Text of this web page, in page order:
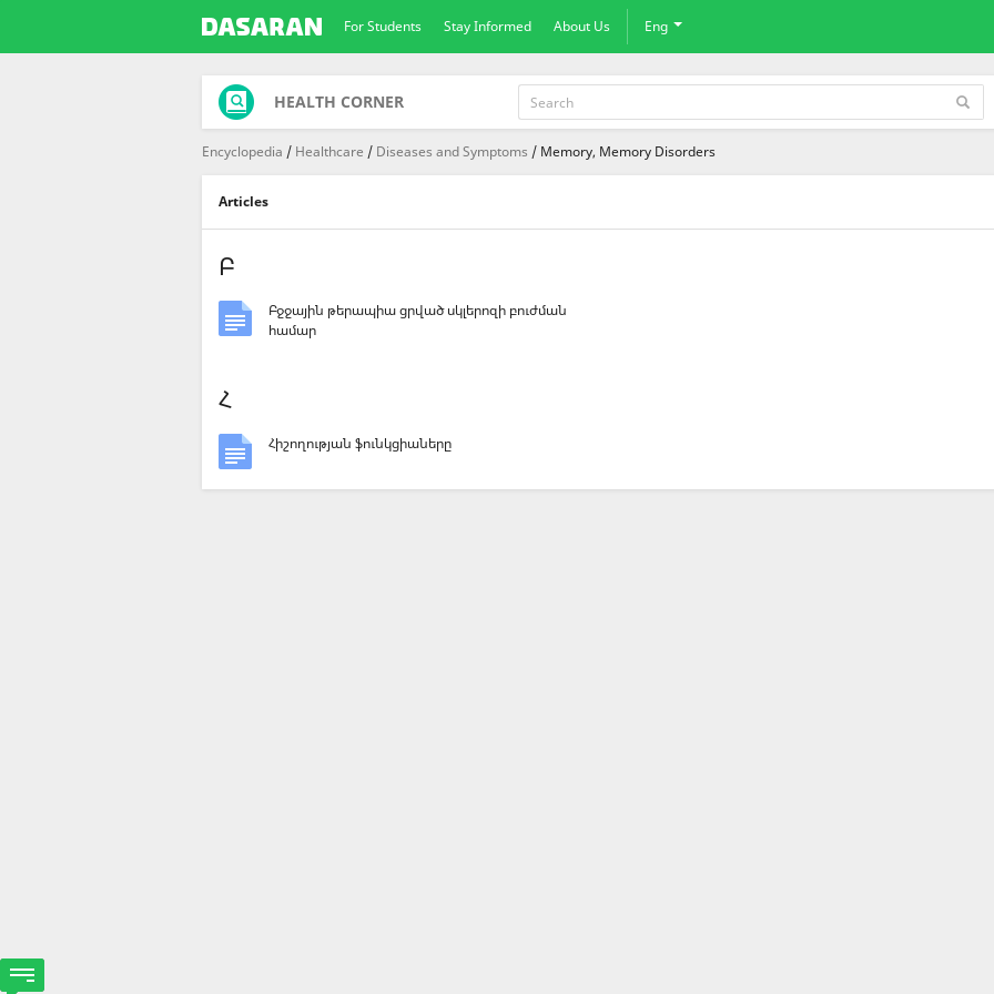
For Students Stay Informed About Us Eng
HEALTH CORNER
Encyclopedia Healthcare Diseases and Symptoms Memory, Memory Disorders
Articles
Բ
Բջջային թերապիա ցրված սկլերոզի բուժման
համար
Հ
Հիշողության ֆունկցիաները